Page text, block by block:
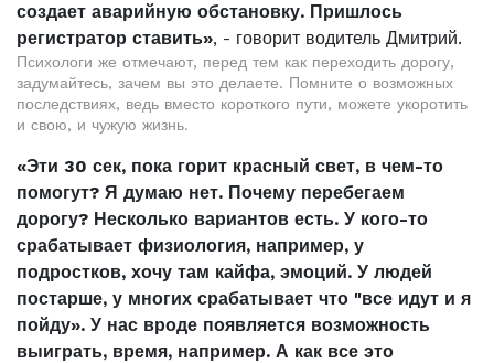
создает аварийную обстановку. Пришлось
регистратор ставить», - говорит водитель Дмитрий.
Психологи же отмечают, перед тем как переходить дорогу,
задумайтесь, зачем вы это делаете. Помните о возможных
последствиях, ведь вместо короткого пути, можете укоротить
и свою, и чужую жизнь.
«Эти 30 сек, пока горит красный свет, в чем-то
помогут? Я думаю нет. Почему перебегаем
дорогу? Несколько вариантов есть. У кого-то
срабатывает физиология, например, у
подростков, хочу там кайфа, эмоций. У людей
постарше, у многих срабатывает что "все идут и я
пойду». У нас вроде появляется возможность
выиграть, время, например. А как все это